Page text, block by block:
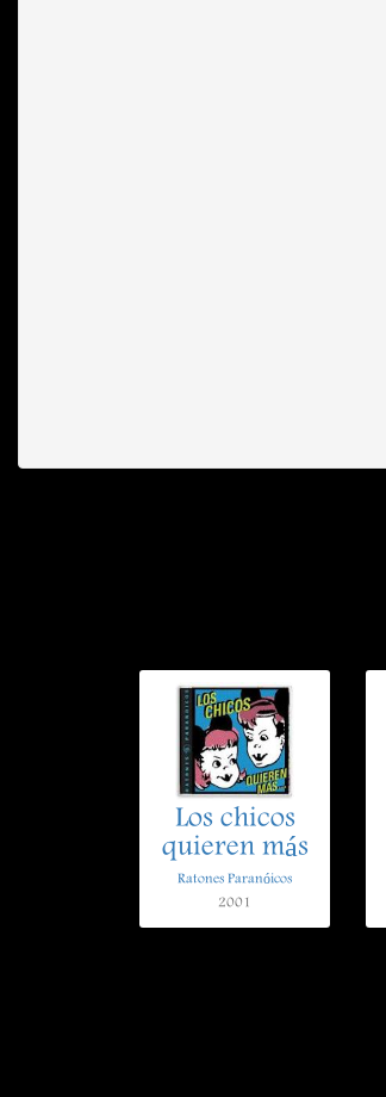
Los chicos
quieren más
Ratones Paranóicos
2001